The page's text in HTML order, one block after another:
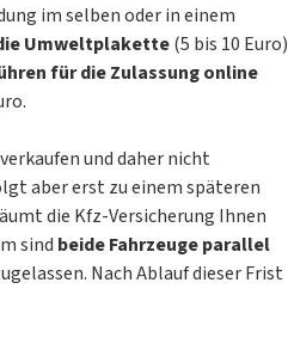
im selben oder in einem
Umweltplakette(5 bis 10 Euro)
für die Zulassung online
und daher nicht
aber erst zu einem späteren
die Kfz-Versicherung Ihnen
sind beide Fahrzeuge parallel
Nach Ablauf dieser Frist